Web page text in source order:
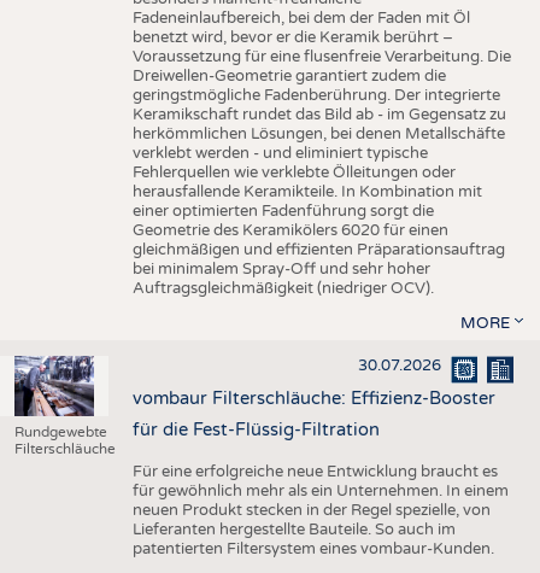
Fadeneinlaufbereich, bei dem der Faden mit Öl
benetzt wird, bevor er die Keramik berührt –
Voraussetzung für eine flusenfreie Verarbeitung. Die
Dreiwellen-Geometrie garantiert zudem die
geringstmögliche Fadenberührung. Der integrierte
Keramikschaft rundet das Bild ab - im Gegensatz zu
herkömmlichen Lösungen, bei denen Metallschäfte
verklebt werden - und eliminiert typische
Fehlerquellen wie verklebte Ölleitungen oder
herausfallende Keramikteile. In Kombination mit
einer optimierten Fadenführung sorgt die
Geometrie des Keramikölers 6020 für einen
gleichmäßigen und effizienten Präparationsauftrag
bei minimalem Spray-Off und sehr hoher
Auftragsgleichmäßigkeit (niedriger OCV).
MORE
Rundgewebte
Filterschläuche
30.07.2026
vombaur Filterschläuche: Effizienz-Booster
für die Fest-Flüssig-Filtration
Für eine erfolgreiche neue Entwicklung braucht es
für gewöhnlich mehr als ein Unternehmen. In einem
neuen Produkt stecken in der Regel spezielle, von
Lieferanten hergestellte Bauteile. So auch im
patentierten Filtersystem eines vombaur-Kunden.